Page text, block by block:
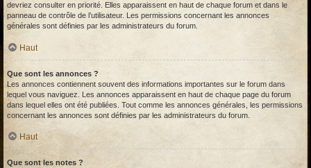
devriez consulter en priorité. Elles apparaissent en haut de chaque forum et dans le
panneau de contrôle de l’utilisateur. Les permissions concernant les annonces
générales sont définies par les administrateurs du forum.
Haut
Que sont les annonces ?
Les annonces contiennent souvent des informations importantes sur le forum dans
lequel vous naviguez. Les annonces apparaissent en haut de chaque page du forum
dans lequel elles ont été publiées. Tout comme les annonces générales, les permissions
concernant les annonces sont définies par les administrateurs du forum.
Haut
Que sont les notes ?